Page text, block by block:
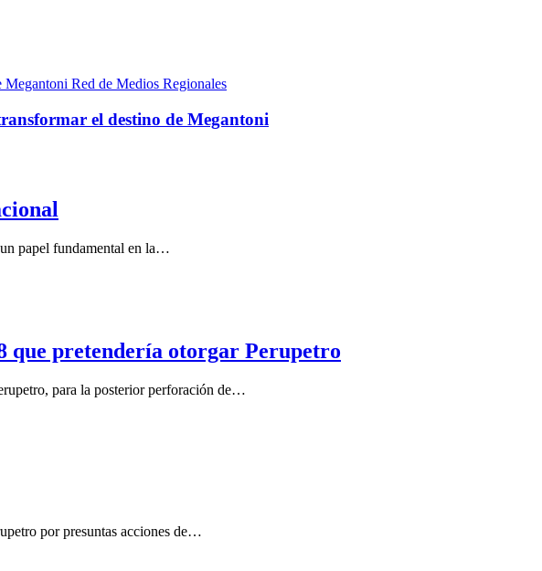
Red de Medios Regionales
el destino de Megantoni
papel fundamental en la…
que pretendería otorgar Perupetro
para la posterior perforación de…
por presuntas acciones de…